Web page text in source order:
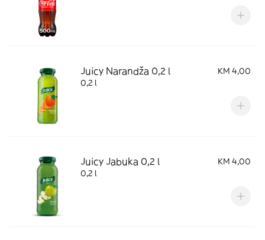
Juicy Narandža 0,2 l
KM 4,00
0,2 l
Juicy Jabuka 0,2 l
KM 4,00
0,2 l